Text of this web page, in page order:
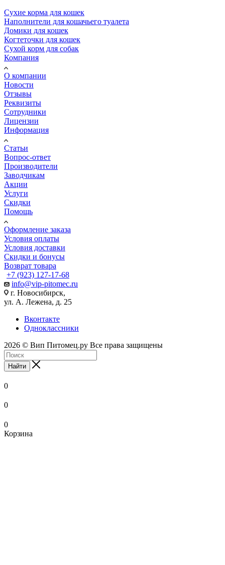
Сухие корма для кошек
Наполнители для кошачьего туалета
Домики для кошек
Когтеточки для кошек
Сухой корм для собак
Компания
О компании
Новости
Отзывы
Реквизиты
Сотрудники
Лицензии
Информация
Статьи
Вопрос-ответ
Производители
Заводчикам
Акции
Услуги
Скидки
Помощь
Оформление заказа
Условия оплаты
Условия доставки
Скидки и бонусы
Возврат товара
+7 (923) 127-17-68
info@vip-pitomec.ru
г. Новосибирск,
ул. А. Лежена, д. 25
Вконтакте
Одноклассники
2026 © Вип Питомец.ру Все права защищены
Найти
0
0
0
Корзина